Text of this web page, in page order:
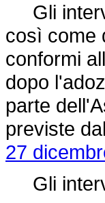
Gli
così come
conformi
dopo
parte
previste
27
Gli